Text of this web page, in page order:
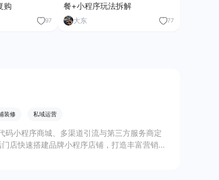
购
97
餐+小程序玩法拆解
大东 77
装修 私域运营
小程序商城、多渠道引流与第三方服务商定
店快速搭建品牌小程序店铺，打造丰富营销与